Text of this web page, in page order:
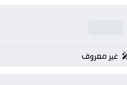
غير معروف